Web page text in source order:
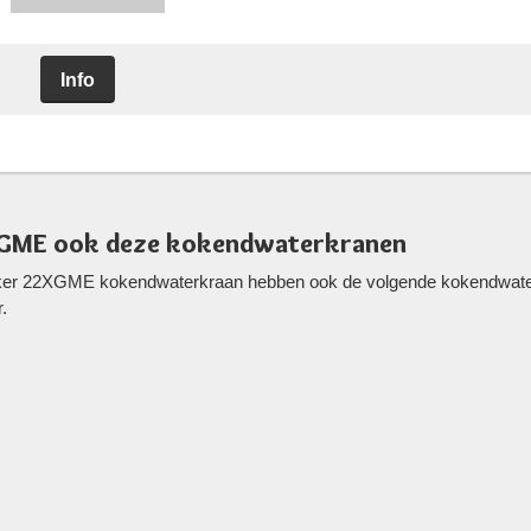
Info
ook deze kokendwaterkranen
22XGME kokendwaterkraan hebben ook de volgende